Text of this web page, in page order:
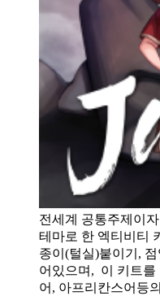
전세계 공통주제이
테마로 한 엑티비티
종이(털실)붙이기,
어있으며, 이 키트를
어, 아프리칸스어등